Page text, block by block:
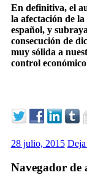
En definitiva, el
la afectación de
español, y
consecución de
muy sólida a
control
28 julio, 2015
Navegador de